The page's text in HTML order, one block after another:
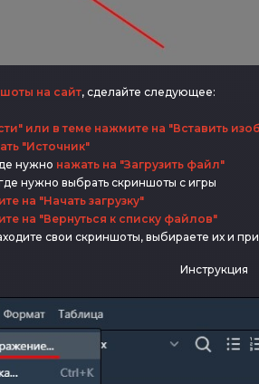
на сайт, сделайте следующее:
или в теме нажмите на "Вставить
"Источник"
нужно нажать на "Загрузить файл"
нужно выбрать скриншоты с игры
на "Начать загрузку"
на "Вернуться к списку файлов"
свои скриншоты, выбираете их и
Инструкция